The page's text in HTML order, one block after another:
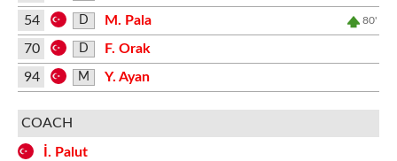
54
D M. Pala 80'
70 D
F. Orak
94
M Y. Ayan
COACH
İ. Palut